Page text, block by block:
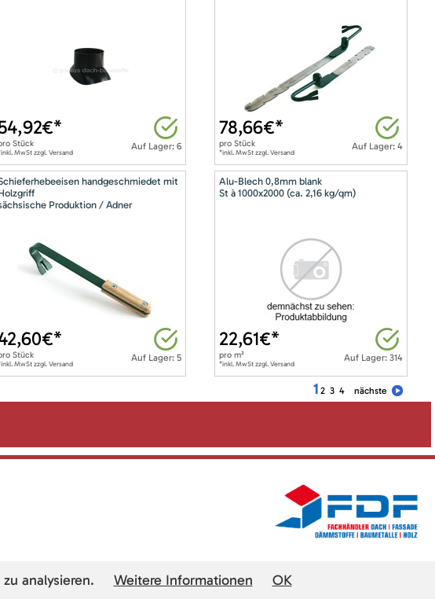
Auf Lager: 6
€*
Stück
MwSt zzgl. Versand
Auf Lager: 4
78,66€*
proStück
*inkl. MwSt zzgl. Versand
handgeschmiedet mit
Produktion / Adner
Auf Lager: 5
€*
Stück
MwSt zzgl. Versand
Alu-Blech 0,8mm blank
St à 1000x2000 (ca. 2,16 kg/qm)
Auf Lager: 314
22,61€*
prom²
*inkl. MwSt zzgl. Versand
1 2 3 4 nächste
analysieren. Weitere Informationen OK